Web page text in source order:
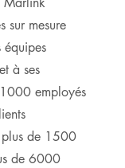
sur mesure
à ses
employés
plus de 1500
de 6000